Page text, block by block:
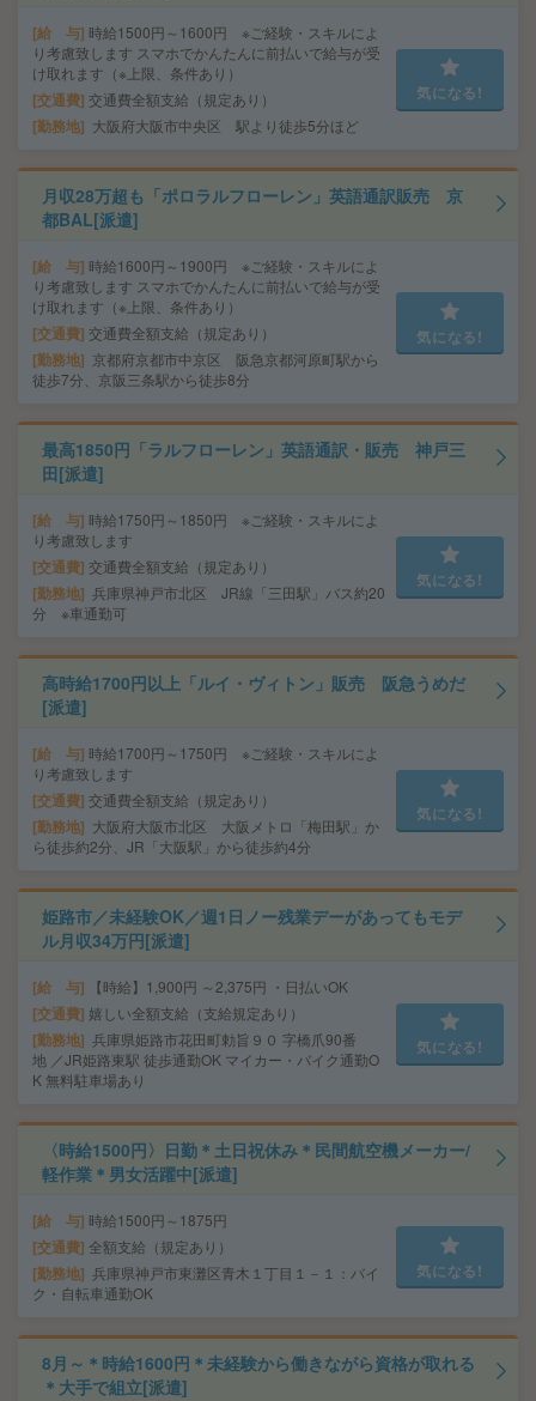
給 与 時給1500円～1600円 ※ご経験・スキルによ
り考慮致します スマホでかんたんに前払いで給与が受
け取れます（※上限、条件あり）
交通費 交通費全額支給（規定あり）
勤務地 大阪府大阪市中央区 駅より徒歩5分ほど
気になる!
月収28万超も「ポロラルフローレン」英語通訳販売 京
都BAL[派遣]
給 与 時給1600円～1900円 ※ご経験・スキルによ
り考慮致します スマホでかんたんに前払いで給与が受
け取れます（※上限、条件あり）
交通費 交通費全額支給（規定あり）
勤務地
京都府京都市中京区 阪急京都河原町駅から
徒歩7分、京阪三条駅から徒歩8分
気になる!
最高1850円「ラルフローレン」英語通訳・販売 神戸三
田[派遣]
給 与 時給1750円～1850円 ※ご経験・スキルによ
り考慮致します
交通費 交通費全額支給（規定あり）
勤務地 兵庫県神戸市北区 JR線「三田駅」バス約20
分 ※車通勤可
気になる!
高時給1700円以上「ルイ・ヴィトン」販売 阪急うめだ
[派遣]
給 与 時給1700円～1750円 ※ご経験・スキルによ
り考慮致します
交通費 交通費全額支給（規定あり）
勤務地
大阪府大阪市北区 大阪メトロ「梅田駅」か
ら徒歩約2分、JR「大阪駅」から徒歩約4分
気になる!
姫路市／未経験OK／週1日ノー残業デーがあってもモデ
ル月収34万円[派遣]
給 与 【時給】1,900円 ～2,375円 ・日払いOK
交通費 嬉しい全額支給（支給規定あり）
勤務地 兵庫県姫路市花田町勅旨９０ 字橋爪90番
地 ／JR姫路東駅 徒歩通勤OK マイカー・バイク通勤O
K 無料駐車場あり
気になる!
〈時給1500円〉日勤＊土日祝休み＊民間航空機メーカー/
軽作業＊男女活躍中[派遣]
給 与 時給1500円～1875円
交通費 全額支給（規定あり）
勤務地 兵庫県神戸市東灘区青木１丁目１－１：バイ
ク・自転車通勤OK
気になる!
8月～＊時給1600円＊未経験から働きながら資格が取れる
＊大手で組立[派遣]